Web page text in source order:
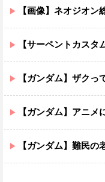
【画像】ネオジオン総裁「この
【サーペントカスタム
【ガンダム】ザクって一
【ガンダム】アニメに
【ガンダム】難民の老人が地球に来